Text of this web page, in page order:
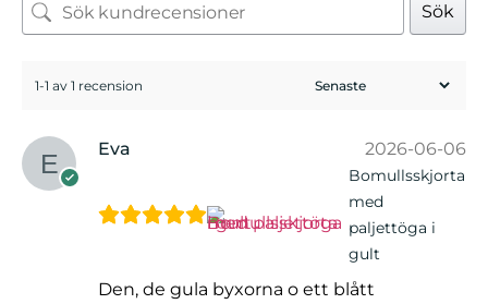
Sök
1-1 av 1 recension
Eva 2026-06-06
Bomullsskjorta
med
paljettöga i
gult
Den, de gula byxorna o ett blått